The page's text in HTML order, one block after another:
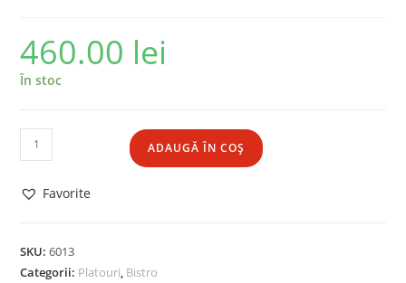
460.00 lei
În stoc
ADAUGĂ ÎN COȘ
Favorite
SKU:6013
Categorii: Platouri, Bistro